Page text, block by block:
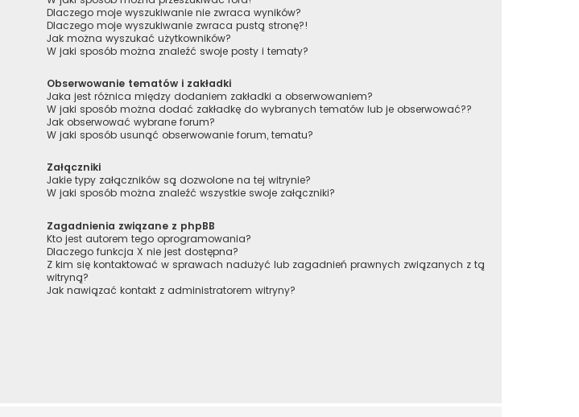
Dlaczego moje wyszukiwanie nie zwraca wyników?
Dlaczego moje wyszukiwanie zwraca pustą stronę?!
Jak można wyszukać użytkowników?
W jaki sposób można znaleźć swoje posty i tematy?
Obserwowanie tematów i zakładki
Jaka jest różnica między dodaniem zakładki a obserwowaniem?
W jaki sposób można dodać zakładkę do wybranych tematów lub je obserwować??
Jak obserwować wybrane forum?
W jaki sposób usunąć obserwowanie forum, tematu?
Załączniki
Jakie typy załączników są dozwolone na tej witrynie?
W jaki sposób można znaleźć wszystkie swoje załączniki?
Zagadnienia związane z phpBB
Kto jest autorem tego oprogramowania?
Dlaczego funkcja X nie jest dostępna?
Z kim się kontaktować w sprawach nadużyć lub zagadnień prawnych związanych z tą
witryną?
Jak nawiązać kontakt z administratorem witryny?